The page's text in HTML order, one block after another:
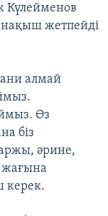
Күлейменов
нақыш жетпейді
алмай
Өз
біз
әрине,
жағына
керек.